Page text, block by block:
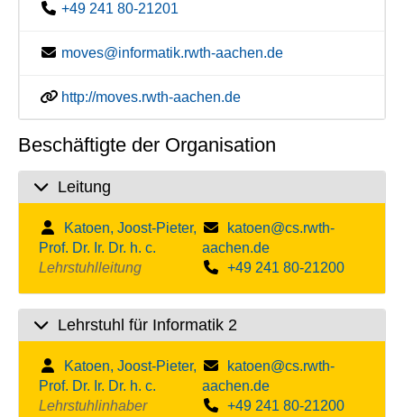
+49 241 80-21201
moves@informatik.rwth-aachen.de
http://moves.rwth-aachen.de
Beschäftigte der Organisation
Leitung
Katoen, Joost-Pieter,
Prof. Dr. Ir. Dr. h. c.
Lehrstuhlleitung
katoen@cs.rwth-
aachen.de
+49 241 80-21200
Lehrstuhl für Informatik 2
Katoen, Joost-Pieter,
Prof. Dr. Ir. Dr. h. c.
Lehrstuhlinhaber
katoen@cs.rwth-
aachen.de
+49 241 80-21200